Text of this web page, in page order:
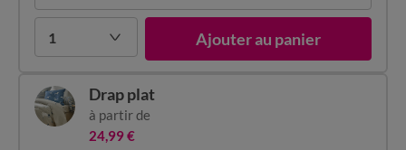
1 Ajouter au panier
Drap plat
à partir de
24,99 €